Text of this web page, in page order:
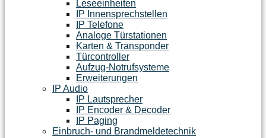
Leseeinheiten
IP Innensprechstellen
IP Telefone
Analoge Türstationen
Karten & Transponder
Türcontroller
Aufzug-Notrufsysteme
Erweiterungen
IP Audio
IP Lautsprecher
IP Encoder & Decoder
IP Paging
Einbruch- und Brandmeldetechnik